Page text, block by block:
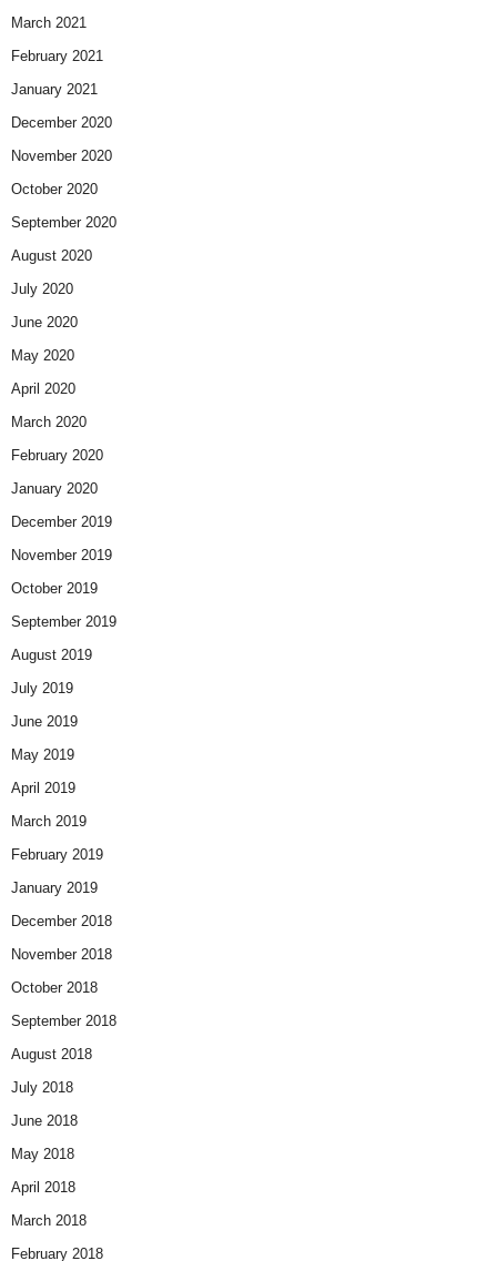
March 2021
February 2021
January 2021
December 2020
November 2020
October 2020
September 2020
August 2020
July 2020
June 2020
May 2020
April 2020
March 2020
February 2020
January 2020
December 2019
November 2019
October 2019
September 2019
August 2019
July 2019
June 2019
May 2019
April 2019
March 2019
February 2019
January 2019
December 2018
November 2018
October 2018
September 2018
August 2018
July 2018
June 2018
May 2018
April 2018
March 2018
February 2018